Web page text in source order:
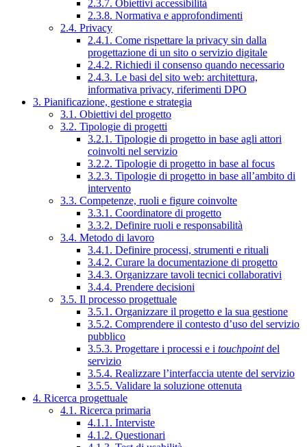
2.3.7. Obiettivi accessibilità
2.3.8. Normativa e approfondimenti
2.4. Privacy
2.4.1. Come rispettare la privacy sin dalla
progettazione di un sito o servizio digitale
2.4.2. Richiedi il consenso quando necessario
2.4.3. Le basi del sito web: architettura,
informativa privacy, riferimenti DPO
3. Pianificazione, gestione e strategia
3.1. Obiettivi del progetto
3.2. Tipologie di progetti
3.2.1. Tipologie di progetto in base agli attori
coinvolti nel servizio
3.2.2. Tipologie di progetto in base al focus
3.2.3. Tipologie di progetto in base all’ambito di
intervento
3.3. Competenze, ruoli e figure coinvolte
3.3.1. Coordinatore di progetto
3.3.2. Definire ruoli e responsabilità
3.4. Metodo di lavoro
3.4.1. Definire processi, strumenti e rituali
3.4.2. Curare la documentazione di progetto
3.4.3. Organizzare tavoli tecnici collaborativi
3.4.4. Prendere decisioni
3.5. Il processo progettuale
3.5.1. Organizzare il progetto e la sua gestione
3.5.2. Comprendere il contesto d’uso del servizio
pubblico
3.5.3. Progettare i processi e i touchpointdel
servizio
3.5.4. Realizzare l’interfaccia utente del servizio
3.5.5. Validare la soluzione ottenuta
4. Ricerca progettuale
4.1. Ricerca primaria
4.1.1. Interviste
4.1.2. Questionari